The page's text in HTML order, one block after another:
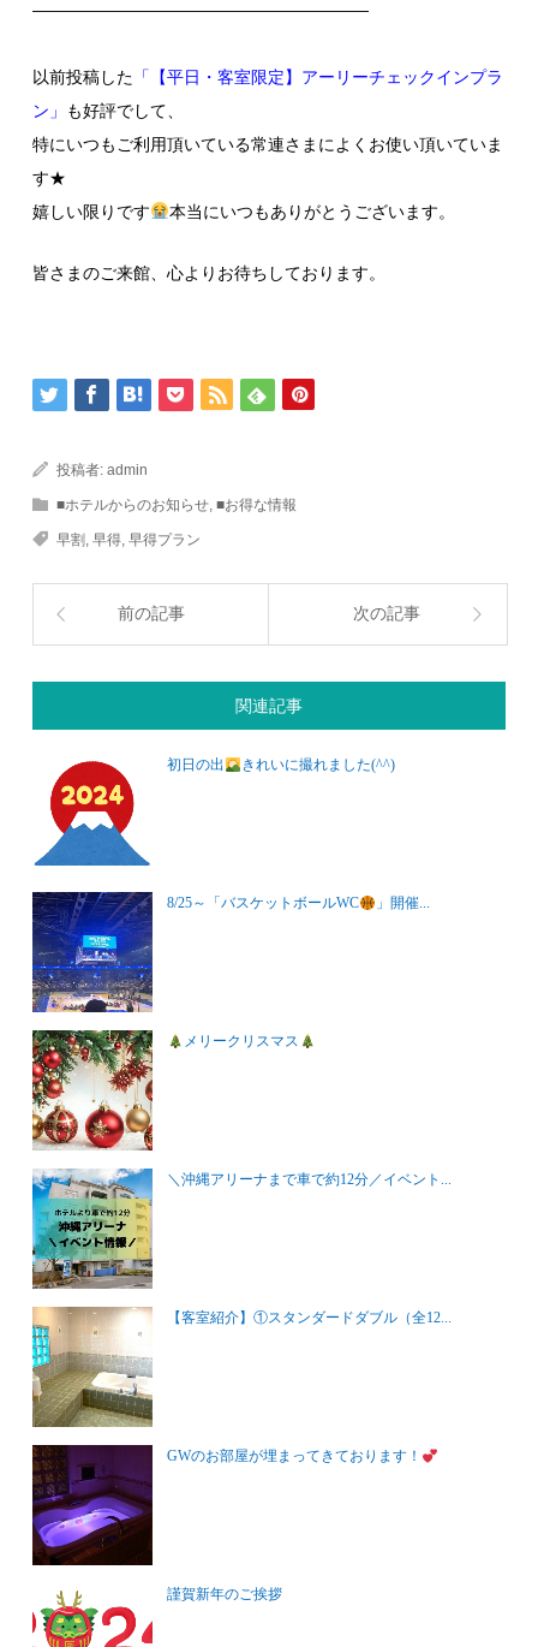
————————————————————
以前投稿した 「【平日・客室限定】アーリーチェックインプラ
ン」
も好評でして、
特にいつもご利用頂いている常連さまによくお使い頂いていま
す★
嬉しい限りです
本当にいつもありがとうございます。
皆さまのご来館、心よりお待ちしております。
投稿者:admin
■ホテルからのお知らせ,■お得な情報
早割 ,早得,早得プラン
前の記事 次の記事
関連記事
初日の出 きれいに撮れました(^^)
8/25～「バスケットボールWC 」開催...
メリークリスマス
＼沖縄アリーナまで車で約12分／イベント...
【客室紹介】①スタンダードダブル（全12...
GWのお部屋が埋まってきております！
謹賀新年のご挨拶